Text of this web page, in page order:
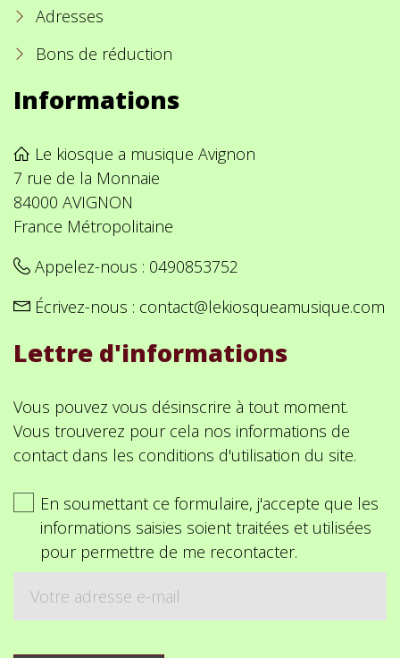
Adresses
Bons de réduction
Informations
Le kiosque a musique Avignon
7 rue de la Monnaie
84000 AVIGNON
France Métropolitaine
Appelez-nous : 0490853752
Écrivez-nous : contact@lekiosqueamusique.com
Lettre d'informations
Vous pouvez vous désinscrire à tout moment.
Vous trouverez pour cela nos informations de
contact dans les conditions d'utilisation du site.
En soumettant ce formulaire, j'accepte que les
informations saisies soient traitées et utilisées
pour permettre de me recontacter.